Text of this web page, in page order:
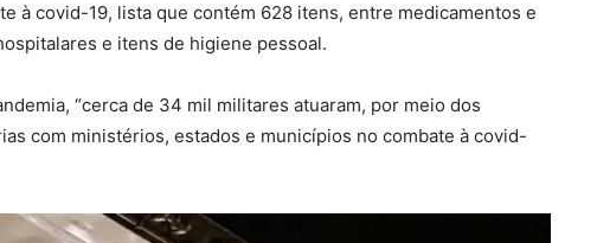
à covid-19, lista que contém 628 itens, entre medicamentos e
e itens de higiene pessoal.
“cerca de 34 mil militares atuaram, por meio dos
com ministérios, estados e municípios no combate à covid-